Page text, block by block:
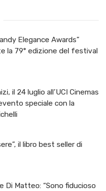
Elegance Awards”
la 79° edizione del festival
il 24 luglio all’UCI Cinemas
speciale con la
il libro best seller di
Di Matteo: “Sono fiducioso